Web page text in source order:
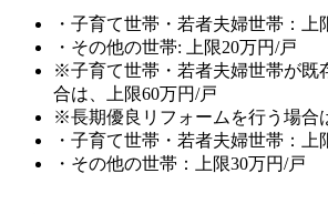
・ 子育て世帯・若者夫婦世帯：上
・ その他の世帯: 上限20万円/戸
※子育て世帯・若者夫婦世帯が既
合は、上限60万円/戸
※長期優良リフォームを行う場合
・ 子育て世帯・若者夫婦世帯：上
・ その他の世帯：上限30万円/戸